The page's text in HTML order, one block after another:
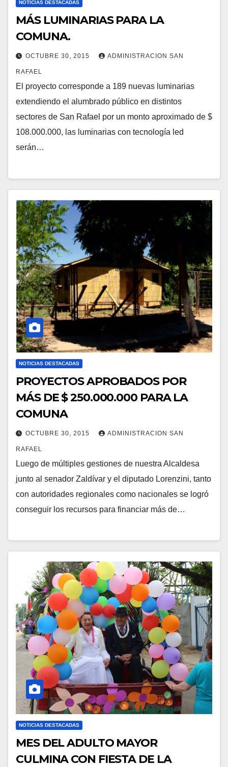
NOTICIAS DESTACADAS
MÁS LUMINARIAS PARA LA
COMUNA.
OCTUBRE 30, 2015 ADMINISTRACION SAN
RAFAEL
El proyecto corresponde a 189 nuevas luminarias
extendiendo el alumbrado público en distintos
sectores de San Rafael por un monto aproximado de $
108.000.000, las luminarias con tecnología led
serán…
NOTICIAS DESTACADAS
PROYECTOS APROBADOS POR
MÁS DE $ 250.000.000 PARA LA
COMUNA
OCTUBRE 30, 2015 ADMINISTRACION SAN
RAFAEL
Luego de múltiples gestiones de nuestra Alcaldesa
junto al senador Zaldívar y el diputado Lorenzini, tanto
con autoridades regionales como nacionales se logró
conseguir los recursos para financiar más de…
NOTICIAS DESTACADAS
MES DEL ADULTO MAYOR
CULMINA CON FIESTA DE LA